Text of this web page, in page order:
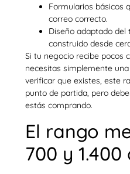
Formularios básicos
correo correcto.
Diseño adaptado
construido desde
Si tu negocio recibe pocos
necesitas simplemente
verificar que existes, este
punto de partida, pero
estás comprando.
El rango
700 y